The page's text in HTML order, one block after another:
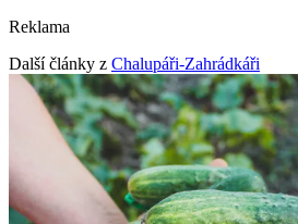
Reklama
Další články z Chalupáři-Zahrádkáři